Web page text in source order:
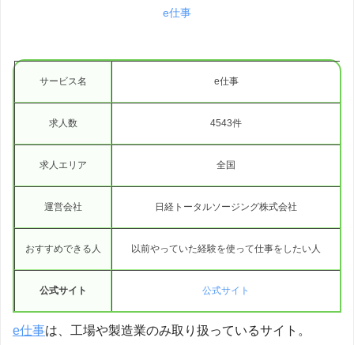
e仕事
サービス名 e仕事
求人数 4543件
求人エリア 全国
運営会社 日経トータルソージング株式会社
おすすめできる人 以前やっていた経験を使って仕事をしたい人
公式サイト 公式サイト
e仕事は、工場や製造業のみ取り扱っているサイト。